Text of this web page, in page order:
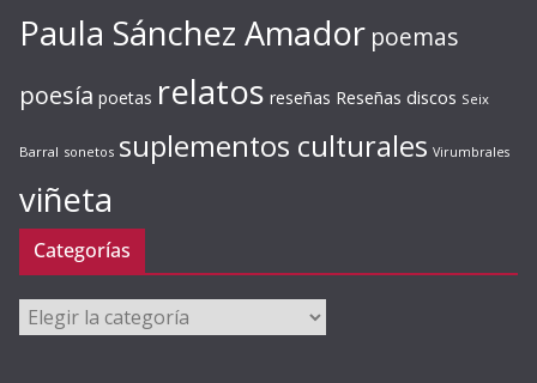
Paula Sánchez Amador poemas
poesía poetas relatos reseñas Reseñas discos Seix
Barral sonetos suplementos culturales Virumbrales
viñeta
Categorías
Categorías